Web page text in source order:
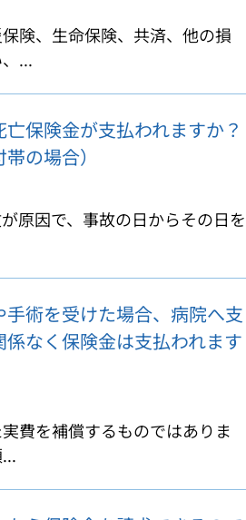
険、生命保険、共済、他の損
...
保険金が支払われますか？
の場合）
原因で、事故の日からその日を
手術を受けた場合、病院へ支
なく保険金は支払われます
費を補償するものではありま